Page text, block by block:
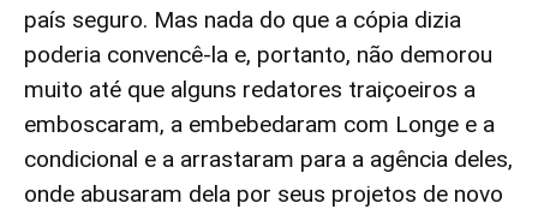
país seguro. Mas nada do que a cópia dizia
poderia convencê-la e, portanto, não demorou
muito até que alguns redatores traiçoeiros a
emboscaram, a embebedaram com Longe e a
condicional e a arrastaram para a agência deles,
onde abusaram dela por seus projetos de novo